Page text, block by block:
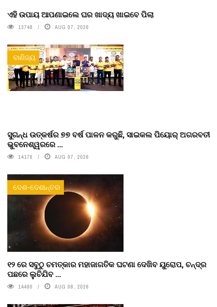
ଏହି ଉପାୟ ଆପଣାଇଲେ ଘର ଖାଦ୍ୟ ଖାଇବେ ପିଲା
13748 AUG 07, 2026
ବାଣିଜ୍ୟ
ସୁଗନ୍ଧ ଉତ୍କର୍ଷର ୭୭ ବର୍ଷ ପାଳନ କରୁଛି, ସାଇକଲ ପିୟୋର୍‌ ଅଗରବତୀ
ଭୁବନେଶ୍ୱରରେ ...
14176 AUG 07, 2026
ଦେଶ-ଦେଶାନ୍ତର
୧୨ ରେ ସବୁଠୁ ଚମତ୍କାର ମହାଜାଗତିକ ଘଟଣା ଦେଖିବ ୟୁରୋପ, ଚନ୍ଦ୍ର
ପଛରେ ଲୁଚିଯିବ ...
14490 AUG 08, 2026